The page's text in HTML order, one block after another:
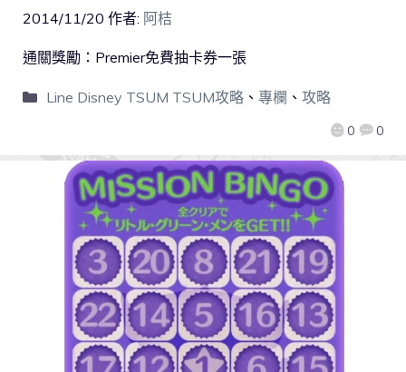
2014/11/20 作者: 阿桔
0 0
通關獎勵：Premier免費抽卡券一張
Line Disney TSUM TSUM攻略、 專欄 、 攻略